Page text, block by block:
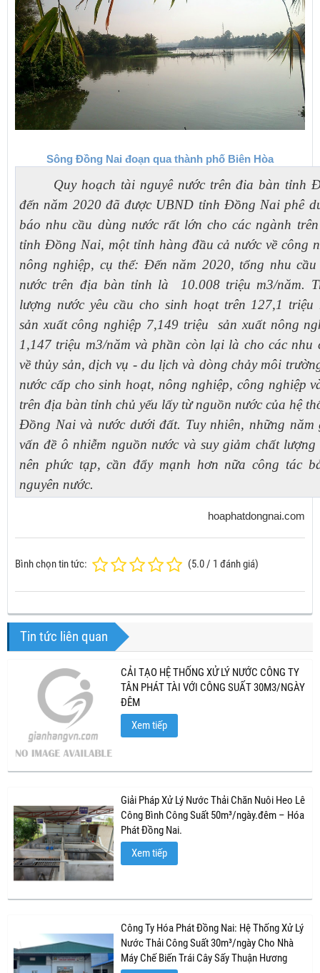
Sông Đồng Nai đoạn qua thành phố Biên Hòa
Quy hoạch tài nguyê nước trên đia bàn tỉnh
đến năm 2020 đã được UBND tỉnh Đồng Nai phê
báo nhu cầu dùng nước rất lớn cho các ngành
tỉnh Đồng Nai, một tỉnh hàng đầu cả nước về công
nông nghiệp, cụ thể: Đến năm 2020, tổng nhu cầu
nước trên địa bàn tỉnh là 10.008 triệu m3/năm.
lượng nước yêu cầu cho sinh hoạt trên 127,1 triệu
sản xuất công nghiệp 7,149 triệu sản xuất nông
1,147 triệu m3/năm và phần còn lại là cho các nhu
về thủy sản, dịch vụ - du lịch và dòng chảy môi
nước cấp cho sinh hoạt, nông nghiệp, công nghiệp
trên địa bàn tỉnh chủ yếu lấy từ nguồn nước của hệ
Đồng Nai và nước dưới đất. Tuy nhiên, những năm
vấn đề ô nhiễm nguồn nước và suy giảm chất
nên phức tạp, cần đẩy mạnh hơn nữa công tác
nguyên nước.
hoaphatdongnai.com
Bình chọn tin tức: (5.0/ 1 đánh giá)
Tin tức liên quan
CẢI TẠO HỆ THỐNG XỬ LÝ NƯỚC CÔNG TY
TÂN PHÁT TÀI VỚI CÔNG SUẤT 30M3/NGÀY
ĐÊM
Xem tiếp
Giải Pháp Xử Lý Nước Thải Chăn Nuôi Heo Lê
Công Bình Công Suất 50m³/ngày.đêm – Hóa
Phát Đồng Nai.
Xem tiếp
Công Ty Hóa Phát Đồng Nai: Hệ Thống Xử Lý
Nước Thải Công Suất 30m³/ngày Cho Nhà
Máy Chế Biến Trái Cây Sấy Thuận Hương